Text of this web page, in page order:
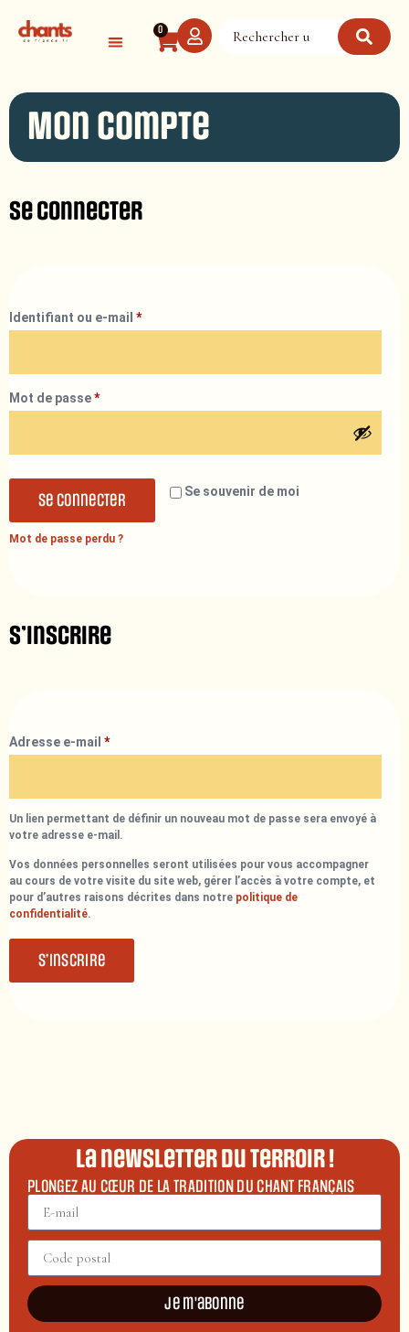
0
Mon compte
Se connecter
Identifiant ou e-mail *
Mot de passe*
Se souvenir de moi
Se connecter
Mot de passe perdu ?
S’inscrire
Adresse e-mail *
Un lien permettant de définir un nouveau mot de passe sera envoyé à
votre adresse e-mail.
Vos données personnelles seront utilisées pour vous accompagner
au cours de votre visite du site web, gérer l’accès à votre compte, et
pour d’autres raisons décrites dans notre politique de
confidentialité.
S’inscrire
La newsletter du terroir !
PLONGEZ AU CŒUR DE LA TRADITION DU CHANT FRANÇAIS
Je m'abonne